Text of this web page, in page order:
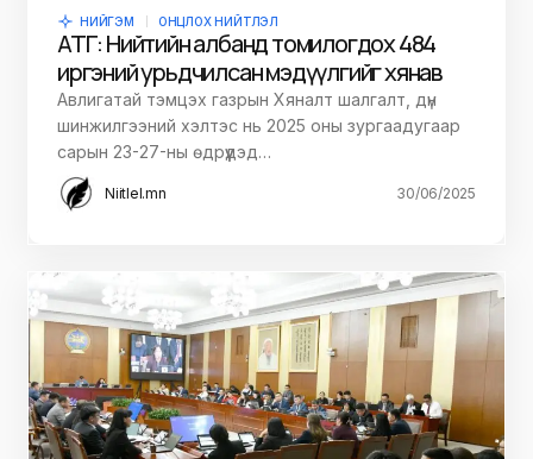
НИЙГЭМ ОНЦЛОХ НИЙТЛЭЛ
АТГ: Нийтийн албанд томилогдох 484
иргэний урьдчилсан мэдүүлгийг хянав
Авлигатай тэмцэх газрын Хяналт шалгалт, дүн
шинжилгээний хэлтэс нь 2025 оны зургаадугаар
сарын 23-27-ны өдрүүдэд…
Niitlel.mn 30/06/2025